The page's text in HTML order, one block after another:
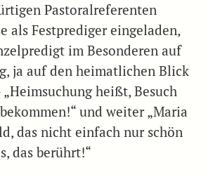
Pastoralreferenten
als Festprediger eingeladen,
im Besonderen auf
ja auf den heimatlichen Blick
heißt, Besuch
und weiter „Maria
das nicht einfach nur schön
das berührt!“